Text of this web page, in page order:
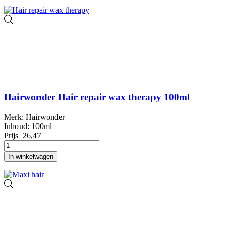
Hairwonder Hair repair wax therapy 100ml
Merk: Hairwonder
Inhoud: 100ml
Prijs 26,47
In winkelwagen